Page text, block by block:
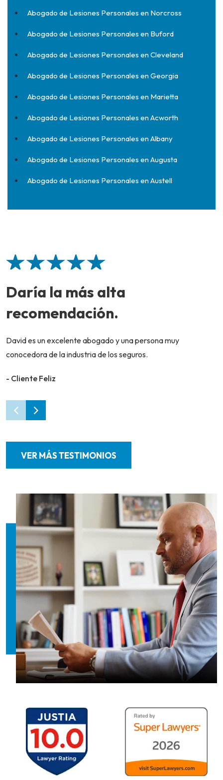
Abogado de Lesiones Personales en Norcross
Abogado de Lesiones Personales en Buford
Abogado de Lesiones Personales en Cleveland
Abogado de Lesiones Personales en Georgia
Abogado de Lesiones Personales en Marietta
Abogado de Lesiones Personales en Acworth
Abogado de Lesiones Personales en Albany
Abogado de Lesiones Personales en Augusta
Abogado de Lesiones Personales en Austell
Daría la más alta
recomendación.
David es un excelente abogado y una persona muy
conocedora de la industria de los seguros.
- Cliente Feliz
VER MÁS TESTIMONIOS